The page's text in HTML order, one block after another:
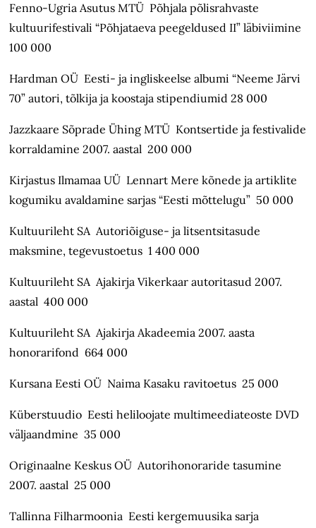
Fenno-Ugria Asutus MTÜ Põhjala põlisrahvaste
kultuurifestivali “Põhjataeva peegeldused II” läbiviimine
100 000
Hardman OÜ Eesti- ja ingliskeelse albumi “Neeme Järvi
70” autori, tõlkija ja koostaja stipendiumid 28 000
Jazzkaare Sõprade Ühing MTÜ Kontsertide ja festivalide
korraldamine 2007. aastal 200 000
Kirjastus Ilmamaa UÜ Lennart Mere kõnede ja artiklite
kogumiku avaldamine sarjas “Eesti mõttelugu” 50 000
Kultuurileht SA Autoriõiguse- ja litsentsitasude
maksmine, tegevustoetus 1 400 000
Kultuurileht SA Ajakirja Vikerkaar autoritasud 2007.
aastal 400 000
Kultuurileht SA Ajakirja Akadeemia 2007. aasta
honorarifond 664 000
Kursana Eesti OÜ Naima Kasaku ravitoetus 25 000
Küberstuudio Eesti heliloojate multimeediateoste DVD
väljaandmine 35 000
Originaalne Keskus OÜ Autorihonoraride tasumine
2007. aastal 25 000
Tallinna Filharmoonia Eesti kergemuusika sarja